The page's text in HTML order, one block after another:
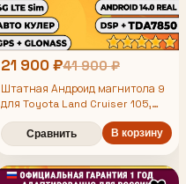
21 900 ₽41 900 ₽
Штатная Андроид магнитола 9
для Toyota Land Cruiser 105,
TS105 8 ядер, 4/64гб, Qled Incell,
CarPlay/Android Auto, Gps/
Глонасс
Сравнить В корзину